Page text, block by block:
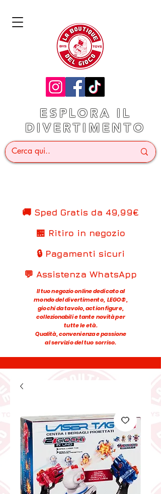
ESPLORA IL
DIVERTIMENTO
🚚 Sped Gratis da 49,99€
🏪 Ritiro in negozio
🔒 Pagamenti sicuri
💬 Assistenza WhatsApp
Il tuo negozio online dedicato al
mondo del divertimento, LEGO®,
giochi da tavolo, action figure,
collezionabili e tante novità per
tutte le età.
Qualità, convenienza e passione
al servizio del tuo sorriso.